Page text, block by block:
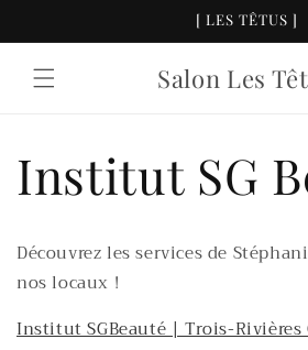
au
contenu
[ LES TÊTUS ]
Salon Les
Institut SG
Découvrez les services de
nos locaux !
Institut SGBeauté | Trois-Rivières